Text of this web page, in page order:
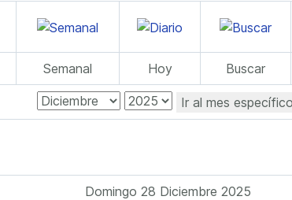
Semanal Hoy Buscar
Ir al mes específico
Domingo 28 Diciembre 2025